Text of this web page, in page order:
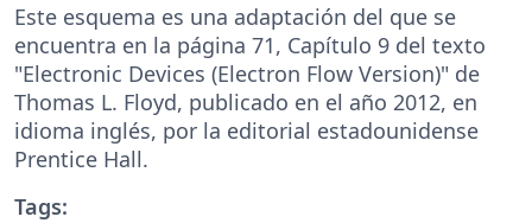
Este esquema es una adaptación del que se
encuentra en la página 71, Capítulo 9 del texto
"Electronic Devices (Electron Flow Version)" de
Thomas L. Floyd, publicado en el año 2012, en
idioma inglés, por la editorial estadounidense
Prentice Hall.
Tags: